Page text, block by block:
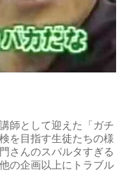
師として迎えた「ガチ
を目指す生徒たちの様
さんのスパルタすぎる
の企画以上にトラブル